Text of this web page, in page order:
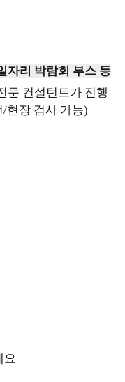
자리 박람회 부스 등
문 컨설턴트가 진행
현장 검사 가능)
요